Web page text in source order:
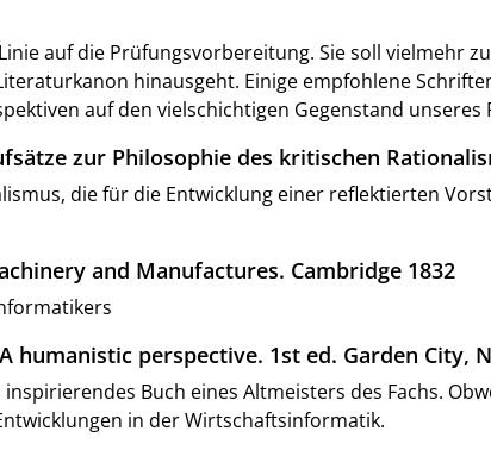
auf die Prüfungsvorbereitung. Sie soll vielmehr
hinausgeht. Einige empfohlene
auf den vielschichtigen Gegenstand unseres
zur Philosophie des kritischen
die für die Entwicklung einer reflektierten
and Manufactures. Cambridge 1832
perspective. 1st ed. Garden City,
Buch eines Altmeisters des Fachs.
in der Wirtschaftsinformatik.